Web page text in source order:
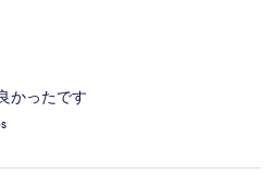
かったです